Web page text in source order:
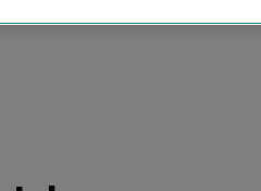
Sonntag